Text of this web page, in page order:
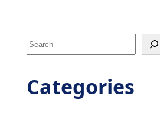
S
e
rCategories